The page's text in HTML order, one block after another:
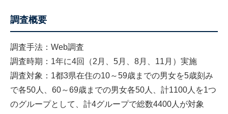
調査概要
調査手法：Web調査
調査時期：1年に4回（2月、5月、8月、11月）実施
調査対象：1都3県在住の10～59歳までの男女を5歳刻み
で各50人、60～69歳までの男女各50人、計1100人を1つ
のグループとして、計4グループで総数4400人が対象